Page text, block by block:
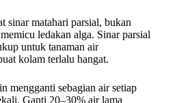
sinar matahari parsial, bukan
ledakan alga. Sinar parsial
untuk tanaman air
kolam terlalu hangat.
mengganti sebagian air setiap
Ganti 20–30% air lama